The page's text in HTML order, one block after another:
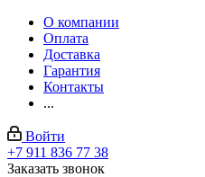
О компании
Оплата
Доставка
Гарантия
Контакты
...
Войти
+7 911 836 77 38
Заказать звонок